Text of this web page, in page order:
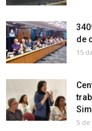
de
15
5 de